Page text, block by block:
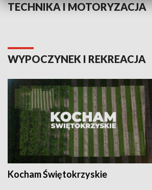
TECHNIKA I MOTORYZACJA
WYPOCZYNEK I REKREACJA
Kocham Świętokrzyskie